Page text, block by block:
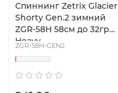
Спиннинг Zetrix Glacier
Shorty Gen.2 зимний
ZGR-58H 58см до 32гр
Heavy
ZGR-58H-GEN2